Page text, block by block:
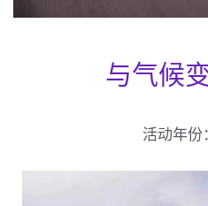
与气候
活动年份